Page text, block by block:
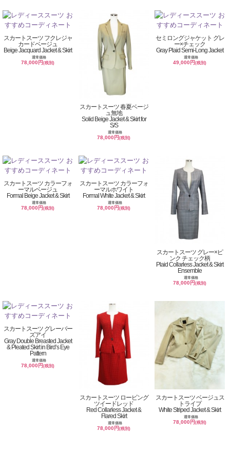
スカートスーツ フクレジャ
カードベージュ
Beige Jacquard Jacket & Skirt
通常価格
78,000円(税別)
スカートスーツ 春夏ベージ
ュ無地
Solid Beige Jacket & Skirt for
S/S
通常価格
78,000円(税別)
セミロングジャケット グレ
ー×チェック
Gray Plaid Semi-Long Jacket
通常価格
49,000円(税別)
スカートスーツ カラーフォ
ーマルベージュ
Formal Beige Jacket & Skirt
通常価格
78,000円(税別)
スカートスーツ カラーフォ
ーマルホワイト
Formal White Jacket & Skirt
通常価格
78,000円(税別)
スカートスーツ グレー×ピ
ンク チェック柄
Plaid Collarless Jacket & Skirt
Ensemble
通常価格
78,000円(税別)
スカートスーツ グレーバー
ズアイ
Gray Double Breasted Jacket
& Pleated Skirt in Bird’s Eye
Pattern
通常価格
78,000円(税別)
スカートスーツ ロービング
ツイードレッド
Red Collarless Jacket &
Flared Skirt
通常価格
78,000円(税別)
スカートスーツ ベージュス
トライプ
White Striped Jacket & Skirt
通常価格
78,000円(税別)